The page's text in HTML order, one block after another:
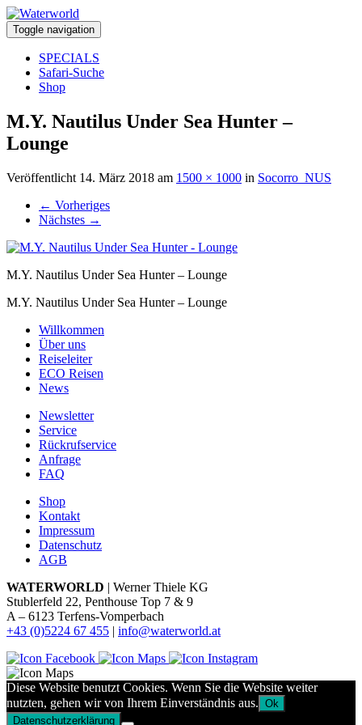
Toggle navigation
SPECIALS
Safari-Suche
Shop
M.Y. Nautilus Under Sea Hunter –
Lounge
Veröffentlicht 14. März 2018 am 1500 × 1000 in Socorro_NUS
← Vorheriges
Nächstes →
M.Y. Nautilus Under Sea Hunter – Lounge
M.Y. Nautilus Under Sea Hunter – Lounge
Willkommen
Über uns
Reiseleiter
ECO Reisen
News
Newsletter
Service
Rückrufservice
Anfrage
FAQ
Shop
Kontakt
Impressum
Datenschutz
AGB
WATERWORLD | Werner Thiele KG
Stublerfeld 22, Penthouse Top 7 & 9
A – 6123 Terfens-Vomperbach
+43 (0)5224 67 455 | info@waterworld.at
Diese Website benutzt Cookies. Wenn Sie die Website weiter
nutzten, gehen wir von Ihrem Einverständnis aus. Ok
Datenschutzerklärung